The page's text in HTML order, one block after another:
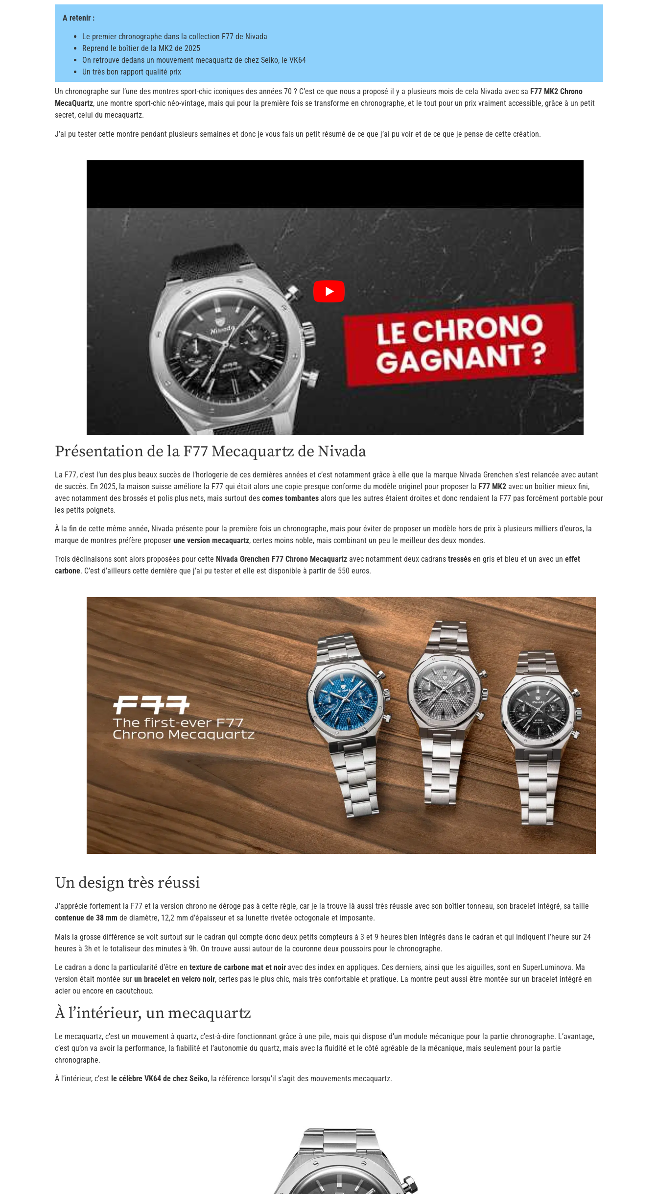
A retenir :
Le premier chronographe dans la collection F77 de Nivada
Reprend le boîtier de la MK2 de 2025
On retrouve dedans un mouvement mecaquartz de chez Seiko, le VK64
Un très bon rapport qualité prix
Un chronographe sur l’une des montres sport-chic iconiques des années 70 ? C’est ce que nous a proposé il y a plusieurs mois de cela Nivada avec sa F77 MK2 Chrono
MecaQuartz, une montre sport-chic néo-vintage, mais qui pour la première fois se transforme en chronographe, et le tout pour un prix vraiment accessible, grâce à un petit
secret, celui du mecaquartz.
J’ai pu tester cette montre pendant plusieurs semaines et donc je vous fais un petit résumé de ce que j’ai pu voir et de ce que je pense de cette création.
Présentation de la F77 Mecaquartz de Nivada
La F77, c’est l’un des plus beaux succès de l’horlogerie de ces dernières années et c’est notamment grâce à elle que la marque Nivada Grenchen s’est relancée avec autant
de succès. En 2025, la maison suisse améliore la F77 qui était alors une copie presque conforme du modèle originel pour proposer la F77 MK2 avec un boîtier mieux fini,
avec notamment des brossés et polis plus nets, mais surtout des cornes tombantes alors que les autres étaient droites et donc rendaient la F77 pas forcément portable pour
les petits poignets.
À la fin de cette même année, Nivada présente pour la première fois un chronographe, mais pour éviter de proposer un modèle hors de prix à plusieurs milliers d’euros, la
marque de montres préfère proposer une version mecaquartz, certes moins noble, mais combinant un peu le meilleur des deux mondes.
Trois déclinaisons sont alors proposées pour cette Nivada Grenchen F77 Chrono Mecaquartz avec notamment deux cadrans tressés en gris et bleu et un avec un effet
carbone. C’est d’ailleurs cette dernière que j’ai pu tester et elle est disponible à partir de 550 euros.
Un design très réussi
J’apprécie fortement la F77 et la version chrono ne déroge pas à cette règle, car je la trouve là aussi très réussie avec son boîtier tonneau, son bracelet intégré, sa taille
contenue de 38 mm de diamètre, 12,2 mm d’épaisseur et sa lunette rivetée octogonale et imposante.
Mais la grosse différence se voit surtout sur le cadran qui compte donc deux petits compteurs à 3 et 9 heures bien intégrés dans le cadran et qui indiquent l’heure sur 24
heures à 3h et le totaliseur des minutes à 9h. On trouve aussi autour de la couronne deux poussoirs pour le chronographe.
Le cadran a donc la particularité d’être en texture de carbone mat et noir avec des index en appliques. Ces derniers, ainsi que les aiguilles, sont en SuperLuminova. Ma
version était montée sur un bracelet en velcro noir, certes pas le plus chic, mais très confortable et pratique. La montre peut aussi être montée sur un bracelet intégré en
acier ou encore en caoutchouc.
À l’intérieur, un mecaquartz
Le mecaquartz, c’est un mouvement à quartz, c’est-à-dire fonctionnant grâce à une pile, mais qui dispose d’un module mécanique pour la partie chronographe. L’avantage,
c’est qu’on va avoir la performance, la fiabilité et l’autonomie du quartz, mais avec la fluidité et le côté agréable de la mécanique, mais seulement pour la partie
chronographe.
À l’intérieur, c’est le célèbre VK64 de chez Seiko, la référence lorsqu’il s’agit des mouvements mecaquartz.